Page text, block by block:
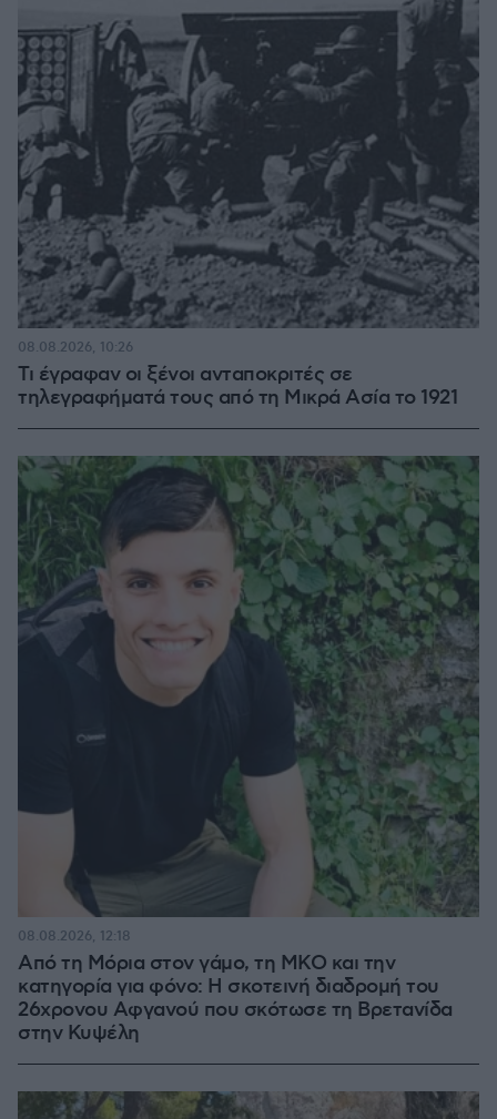
Τι έγραφαν οι ξένοι ανταποκριτές σε
τηλεγραφήματά τους από τη Μικρά Ασία το 1921
08.08.2026, 10:26
Από τη Μόρια στον γάμο, τη ΜΚΟ και την
κατηγορία για φόνο: Η σκοτεινή διαδρομή του
26χρονου Αφγανού που σκότωσε τη Βρετανίδα
στην Κυψέλη
08.08.2026, 12:18